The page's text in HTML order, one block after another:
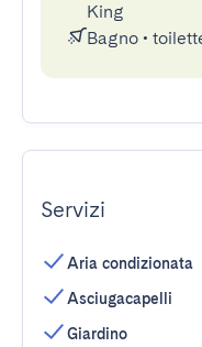
King
Bagno •
Servizi
Aria condizionata
Asciugacapelli
Giardino